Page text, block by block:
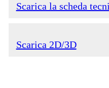
Scarica la scheda
Scarica 2D/3D